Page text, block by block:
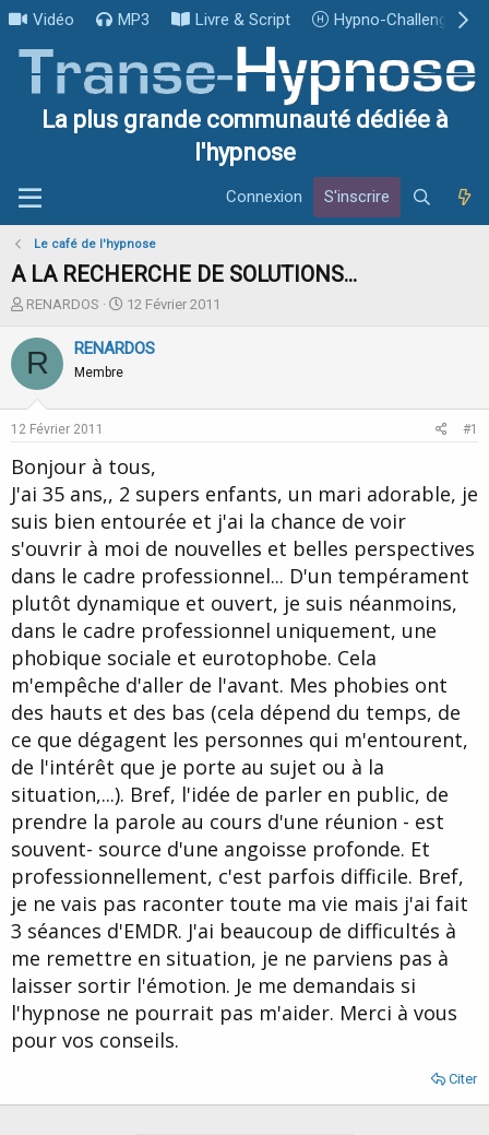
Vidéo MP3 Livre & Script Hypno-Challenge
La plus grande communauté dédiée à
l'hypnose
Connexion S'inscrire
Le café de l'hypnose
A LA RECHERCHE DE SOLUTIONS...
I
i
u
d
e
a
d
i
c
u
s
s
i
o
RENARDOS
D
t
b
t
12 Février 2011
R RENARDOS
Membre
12 Février 2011 #1
Bonjour à tous,
J'ai 35 ans,, 2 supers enfants, un mari adorable, je
suis bien entourée et j'ai la chance de voir
s'ouvrir à moi de nouvelles et belles perspectives
dans le cadre professionnel... D'un tempérament
plutôt dynamique et ouvert, je suis néanmoins,
dans le cadre professionnel uniquement, une
phobique sociale et eurotophobe. Cela
m'empêche d'aller de l'avant. Mes phobies ont
des hauts et des bas (cela dépend du temps, de
ce que dégagent les personnes qui m'entourent,
de l'intérêt que je porte au sujet ou à la
situation,...). Bref, l'idée de parler en public, de
prendre la parole au cours d'une réunion - est
souvent- source d'une angoisse profonde. Et
professionnellement, c'est parfois difficile. Bref,
je ne vais pas raconter toute ma vie mais j'ai fait
3 séances d'EMDR. J'ai beaucoup de difficultés à
me remettre en situation, je ne parviens pas à
laisser sortir l'émotion. Je me demandais si
l'hypnose ne pourrait pas m'aider. Merci à vous
pour vos conseils.
Citer